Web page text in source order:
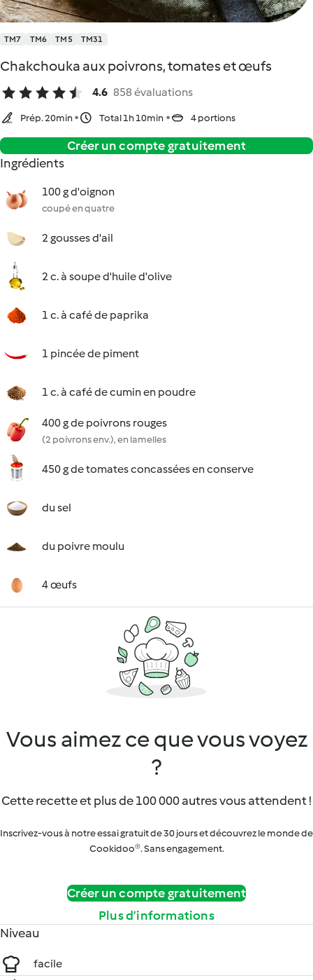
TM7 TM6 TM5 TM31
Chakchouka aux poivrons, tomates et œufs
4.6 858 évaluations
Prép. 20min Total 1h 10min 4 portions
Créer un compte gratuitement
Ingrédients
100 g d'oignon
coupé en quatre
2 gousses d'ail
2 c. à soupe d'huile d'olive
1 c. à café de paprika
1 pincée de piment
1 c. à café de cumin en poudre
400 g de poivrons rouges
(2 poivrons env.), en lamelles
450 g de tomates concassées en conserve
du sel
du poivre moulu
4 œufs
Vous aimez ce que vous voyez
?
Cette recette et plus de 100 000 autres vous attendent !
Inscrivez-vous à notre essai gratuit de 30 jours et découvrez le monde de
Cookidoo®. Sans engagement.
Créer un compte gratuitement
Plus d’informations
Niveau
facile